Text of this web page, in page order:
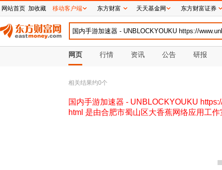
网页 行情 资讯 公告 研报
相关结果约0个
国内手游加速器 - UNBLOCKYOUKU
html 是由合肥市蜀山区大香蕉网络应用工作
网站首页 加收藏 移动客户端 东方财富 天天基金网 东方财富证券